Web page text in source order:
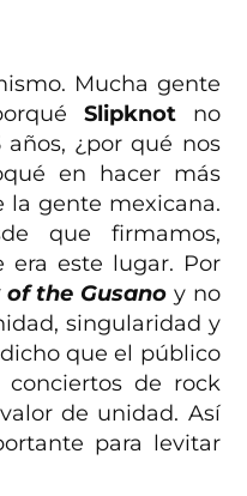
Mucha gente
Slipknotno
¿por qué nos
en hacer más
gente mexicana.
que firmamos,
era este lugar. Por
of the Gusano y no
singularidad y
que el público
de rock
de unidad. Así
para levitar